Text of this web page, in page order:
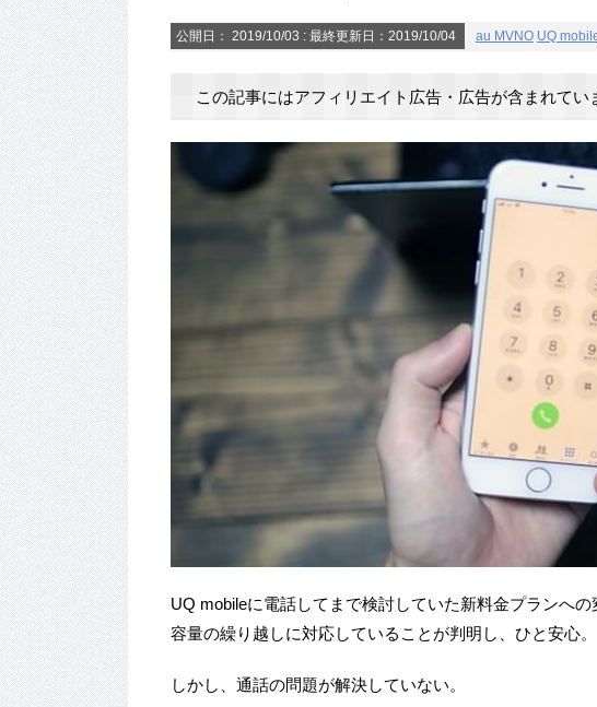
公開日： 2019/10/03 : 最終更新日：2019/10/04 au MVNO UQ
この記事にはアフィリエイト広告・広告が含まれてい
UQ mobileに電話してまで検討していた新料金プランへ
容量の繰り越しに対応していることが判明し、ひと安心。
しかし、通話の問題が解決していない。